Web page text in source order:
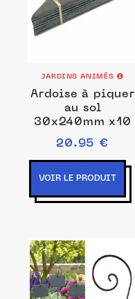
JARDINS ANIMÉS
Ardoise à piquer
au sol
30x240mm x10
20.95 €
VOIR LE PRODUIT